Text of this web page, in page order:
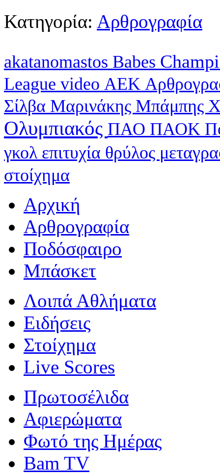
Κατηγορία: Αρθρογραφία
akatanomastos Babes
League video ΑΕΚ
Σίλβα Μαρινάκης Μπάμπης
Ολυμπιακός ΠΑΟ ΠΑΟΚ
γκολ επιτυχία θρύλος
στοίχημα
Αρχική
Αρθρογραφία
Ποδόσφαιρο
Μπάσκετ
Λοιπά Αθλήματα
Ειδήσεις
Στοίχημα
Live Scores
Πρωτοσέλιδα
Αφιερώματα
Φωτό της Ημέρας
Bam TV